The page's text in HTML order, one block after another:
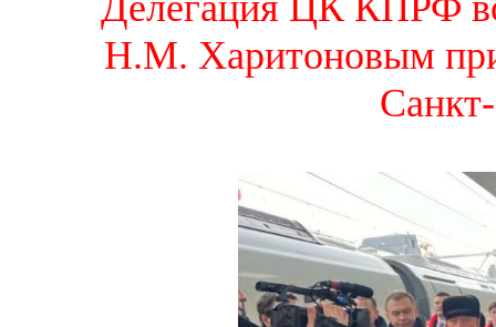
Н.М. Харитоновым